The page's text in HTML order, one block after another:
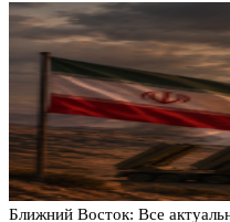
Ближний Восток: Все